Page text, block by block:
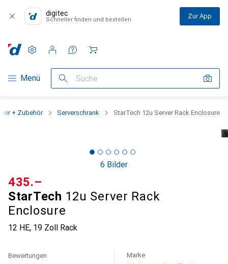
digitec
Schneller finden und bestellen Zur App
Navigation nach Kategorien
Menü Suche
Einstellungen
Kundenkonto
Vergleichslisten
Merklisten
Warenkorb
+ Zubehör Serverschrank StarTech 12u Server Rack Enclosure
6 Bilder
StarTech 12u Server Rack
Enclosure
12 HE, 19 Zoll Rack
CHF
435.–
Bewertungen Marke